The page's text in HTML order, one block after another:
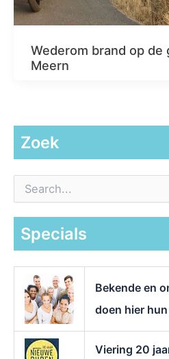
Wederom brand op de
Meern
Zoek
a
Specials
Bekende en
doen hier
Viering 20